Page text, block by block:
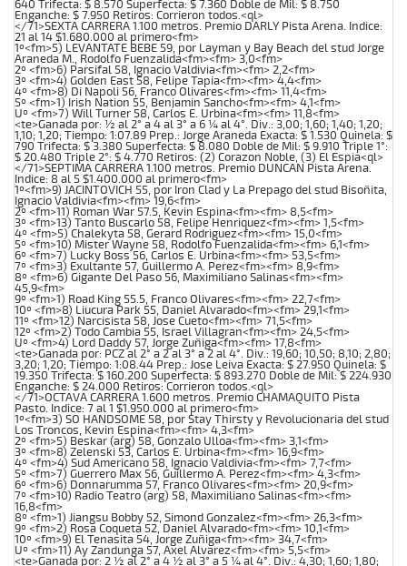
640 Trifecta: $ 8.570 Superfecta: $ 7.360 Doble de Mil: $ 8.750
Enganche: $ 7.950 Retiros: Corrieron todos.<ql>
</71>SEXTA CARRERA 1.100 metros. Premio DARLY Pista Arena. Indice:
21 al 14 $1.680.000 al primero<fm>
1º<fm>5) LEVANTATE BEBE 59, por Layman y Bay Beach del stud Jorge
Araneda M., Rodolfo Fuenzalida<fm><fm> 3,0<fm>
2º <fm>6) Parsifal 58, Ignacio Valdivia<fm><fm> 2,2<fm>
3º <fm>4) Golden East 58, Felipe Tapia<fm><fm> 4,4<fm>
4º <fm>8) Di Napoli 56, Franco Olivares<fm><fm> 11,4<fm>
5º <fm>1) Irish Nation 55, Benjamin Sancho<fm><fm> 4,1<fm>
Uº <fm>7) Will Turner 58, Carlos E. Urbina<fm><fm> 11,8<fm>
<te>Ganada por: ½ al 2° a 4 al 3° a 6 ¼ al 4°. Div.: 3,00; 1,60; 1,40; 1,20;
1,10; 1,20; Tiempo: 1:07.89 Prep.: Jorge Araneda Exacta: $ 1.530 Quinela: $
790 Trifecta: $ 3.380 Superfecta: $ 8.080 Doble de Mil: $ 9.910 Triple 1°:
$ 20.480 Triple 2°: $ 4.770 Retiros: (2) Corazon Noble, (3) El Espia<ql>
</71>SEPTIMA CARRERA 1.100 metros. Premio DUNCAN Pista Arena.
Indice: 8 al 5 $1.400.000 al primero<fm>
1º<fm>9) JACINTOVICH 55, por Iron Clad y La Prepago del stud Bisoñita,
Ignacio Valdivia<fm><fm> 19,6<fm>
2º <fm>11) Roman War 57.5, Kevin Espina<fm><fm> 8,5<fm>
3º <fm>13) Tanto Buscarlo 58, Felipe Henriquez<fm><fm> 1,5<fm>
4º <fm>5) Chalekyta 58, Gerard Rodriguez<fm><fm> 15,0<fm>
5º <fm>10) Mister Wayne 58, Rodolfo Fuenzalida<fm><fm> 6,1<fm>
6º <fm>7) Lucky Boss 56, Carlos E. Urbina<fm><fm> 53,5<fm>
7º <fm>3) Exultante 57, Guillermo A. Perez<fm><fm> 8,9<fm>
8º <fm>6) Gigante Del Paso 56, Maximiliano Salinas<fm><fm>
45,9<fm>
9º <fm>1) Road King 55.5, Franco Olivares<fm><fm> 22,7<fm>
10º <fm>8) Liucura Park 55, Daniel Alvarado<fm><fm> 29,1<fm>
11º <fm>12) Narcisista 58, Jose Cueto<fm><fm> 71,5<fm>
12º <fm>2) Todo Cambia 55, Israel Villagran<fm><fm> 24,5<fm>
Uº <fm>4) Lord Daddy 57, Jorge Zuñiga<fm><fm> 17,8<fm>
<te>Ganada por: PCZ al 2° a 2 al 3° a 2 al 4°. Div.: 19,60; 10,50; 8,10; 2,80;
3,20; 1,20; Tiempo: 1:08.44 Prep.: Jose Leiva Exacta: $ 27.950 Quinela: $
19.350 Trifecta: $ 160.200 Superfecta: $ 893.270 Doble de Mil: $ 224.930
Enganche: $ 24.000 Retiros: Corrieron todos.<ql>
</71>OCTAVA CARRERA 1.600 metros. Premio CHAMAQUITO Pista
Pasto. Indice: 7 al 1 $1.950.000 al primero<fm>
1º<fm>3) SO HANDSOME 58, por Stay Thirsty y Revolucionaria del stud
Los Troncos, Kevin Espina<fm><fm> 4,3<fm>
2º <fm>5) Beskar (arg) 58, Gonzalo Ulloa<fm><fm> 3,1<fm>
3º <fm>8) Zelenski 53, Carlos E. Urbina<fm><fm> 16,9<fm>
4º <fm>4) Sud Americano 58, Ignacio Valdivia<fm><fm> 7,7<fm>
5º <fm>7) Guerrero Max 56, Guillermo A. Perez<fm><fm> 4,3<fm>
6º <fm>6) Donnarumma 57, Franco Olivares<fm><fm> 20,9<fm>
7º <fm>10) Radio Teatro (arg) 58, Maximiliano Salinas<fm><fm>
16,8<fm>
8º <fm>1) Jiangsu Bobby 52, Simond Gonzalez<fm><fm> 26,3<fm>
9º <fm>2) Rosa Coqueta 52, Daniel Alvarado<fm><fm> 10,1<fm>
10º <fm>9) El Tenasita 54, Jorge Zuñiga<fm><fm> 34,7<fm>
Uº <fm>11) Ay Zandunga 57, Axel Alvarez<fm><fm> 5,5<fm>
<te>Ganada por: 2 ½ al 2° a 4 ½ al 3° a 5 ¼ al 4°. Div.: 4,30; 1,60; 1,80;